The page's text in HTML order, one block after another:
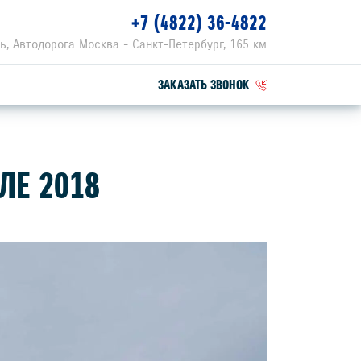
Автодорога Москва - Санкт-Петербург, 165 км
+7 (4822) 36-4822
ПРИВИЛЕГИЯ 3+
ЗАКАЗАТЬ ЗВОНОК
2018